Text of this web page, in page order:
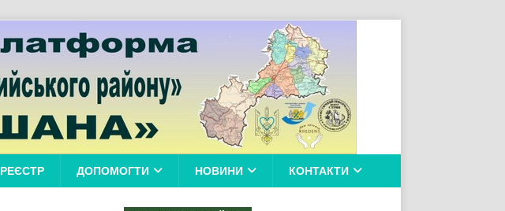
РЕЄСТР ДОПОМОГТИ НОВИНИ КОНТАКТИ